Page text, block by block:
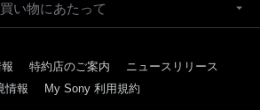
い物にあたって
特約店のご案内
ニュースリリース
情報
My Sony 利用規約